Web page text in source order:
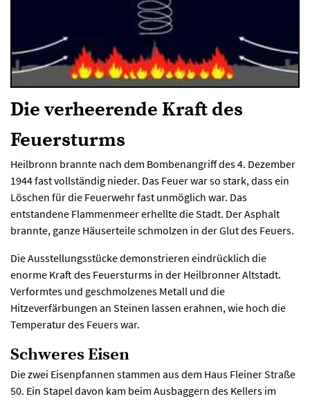
Die verheerende Kraft des
Feuersturms
Heilbronn brannte nach dem Bombenangriff des 4. Dezember
1944 fast vollständig nieder. Das Feuer war so stark, dass ein
Löschen für die Feuerwehr fast unmöglich war. Das
entstandene Flammenmeer erhellte die Stadt. Der Asphalt
brannte, ganze Häuserteile schmolzen in der Glut des Feuers.
Die Ausstellungsstücke demonstrieren eindrücklich die
enorme Kraft des Feuersturms in der Heilbronner Altstadt.
Verformtes und geschmolzenes Metall und die
Hitzeverfärbungen an Steinen lassen erahnen, wie hoch die
Temperatur des Feuers war.
Schweres Eisen
Die zwei Eisenpfannen stammen aus dem Haus Fleiner Straße
50. Ein Stapel davon kam beim Ausbaggern des Kellers im